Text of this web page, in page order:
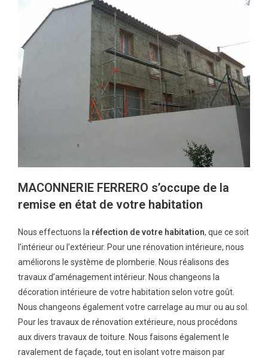
MACONNERIE FERRERO s’occupe de la
remise en état de votre habitation
Nous effectuons la réfection de votre habitation, que ce soit
l’intérieur ou l’extérieur. Pour une rénovation intérieure, nous
améliorons le système de plomberie. Nous réalisons des
travaux d’aménagement intérieur. Nous changeons la
décoration intérieure de votre habitation selon votre goût.
Nous changeons également votre carrelage au mur ou au sol.
Pour les travaux de rénovation extérieure, nous procédons
aux divers travaux de toiture. Nous faisons également le
ravalement de façade, tout en isolant votre maison par